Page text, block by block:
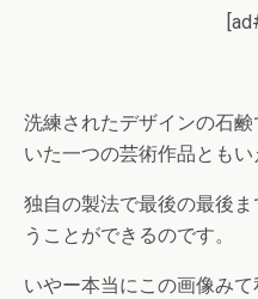
洗練されたデザインの石
いた一つの芸術作品ともい
独自の製法で最後の最後
うことができるのです。
いやー本当にこの画像み